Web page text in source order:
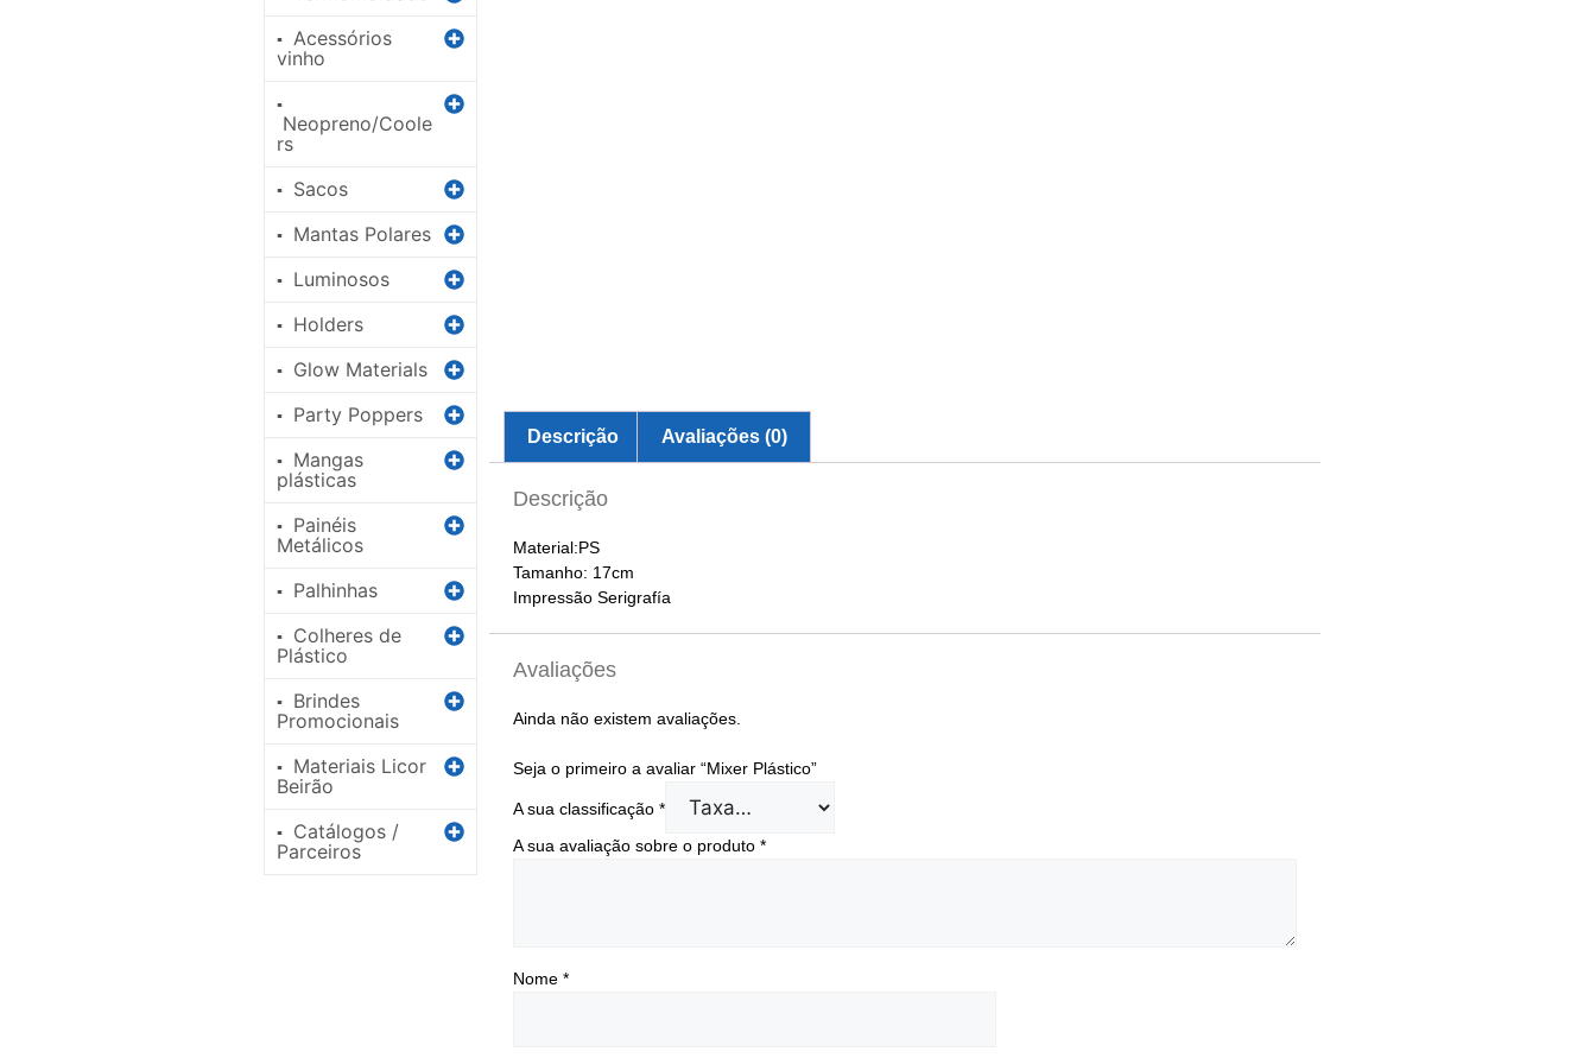
▪ Acessórios
vinho
▪
Neopreno/Coole
rs
▪ Sacos
▪ Mantas Polares
▪ Luminosos
▪ Holders
▪ Glow Materials
▪ Party Poppers
▪
Mangas
plásticas
▪
Painéis
Metálicos
▪ Palhinhas
▪
Colheres de
Plástico
▪
Brindes
Promocionais
▪
Materiais Licor
Beirão
▪
Catálogos /
Parceiros
Descrição Avaliações (0)
Descrição
Material:PS
Tamanho: 17cm
Impressão Serigrafía
Avaliações
Ainda não existem avaliações.
Seja o primeiro a avaliar “Mixer Plástico”
A sua classificação *
A sua avaliação sobre o produto *
Nome *